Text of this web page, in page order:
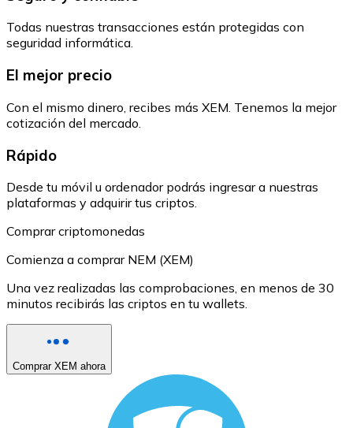
Todas nuestras transacciones están protegidas con
seguridad informática.
El mejor precio
Con el mismo dinero, recibes más XEM. Tenemos la mejor
cotización del mercado.
Rápido
Desde tu móvil u ordenador podrás ingresar a nuestras
plataformas y adquirir tus criptos.
Comprar criptomonedas
Comienza a comprar NEM (XEM)
Una vez realizadas las comprobaciones, en menos de 30
minutos recibirás las criptos en tu wallets.
Comprar XEM ahora